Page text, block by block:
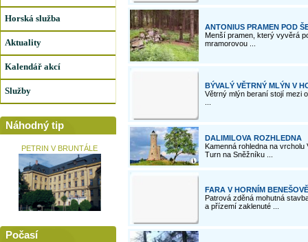
Horská služba
Aktuality
Kalendář akcí
Služby
Náhodný tip
PETRIN V BRUNTÁLE
Počasí
ANTONIUS PRAMEN POD
Menší pramen, který vyvěrá
mramorovou ...
BÝVALÝ VĚTRNÝ MLÝN V
Větrný mlýn beraní stojí mezi
DALIMILOVA ROZHLEDNA
Kamenná rohledna na
Turn na Sněžníku ...
FARA V HORNÍM BENEŠOVĚ
Patrová zděná mohutná
a přízemí zaklenuté ...